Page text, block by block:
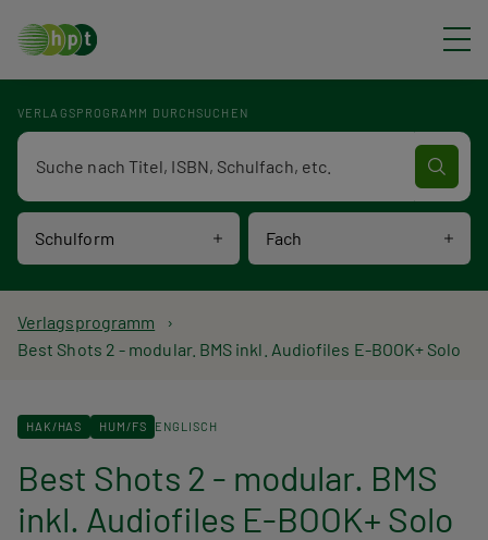
VERLAGSPROGRAMM DURCHSUCHEN
Schulform Fach
Verlagsprogramm Volltextsuche
P
a
d
n
Verlagsprogramm
Best Shots 2 - modular. BMS inkl. Audiofiles E-BOOK+ Solo
HAK/HAS HUM/FS ENGLISCH
Best Shots 2 - modular. BMS
inkl. Audiofiles E-BOOK+ Solo